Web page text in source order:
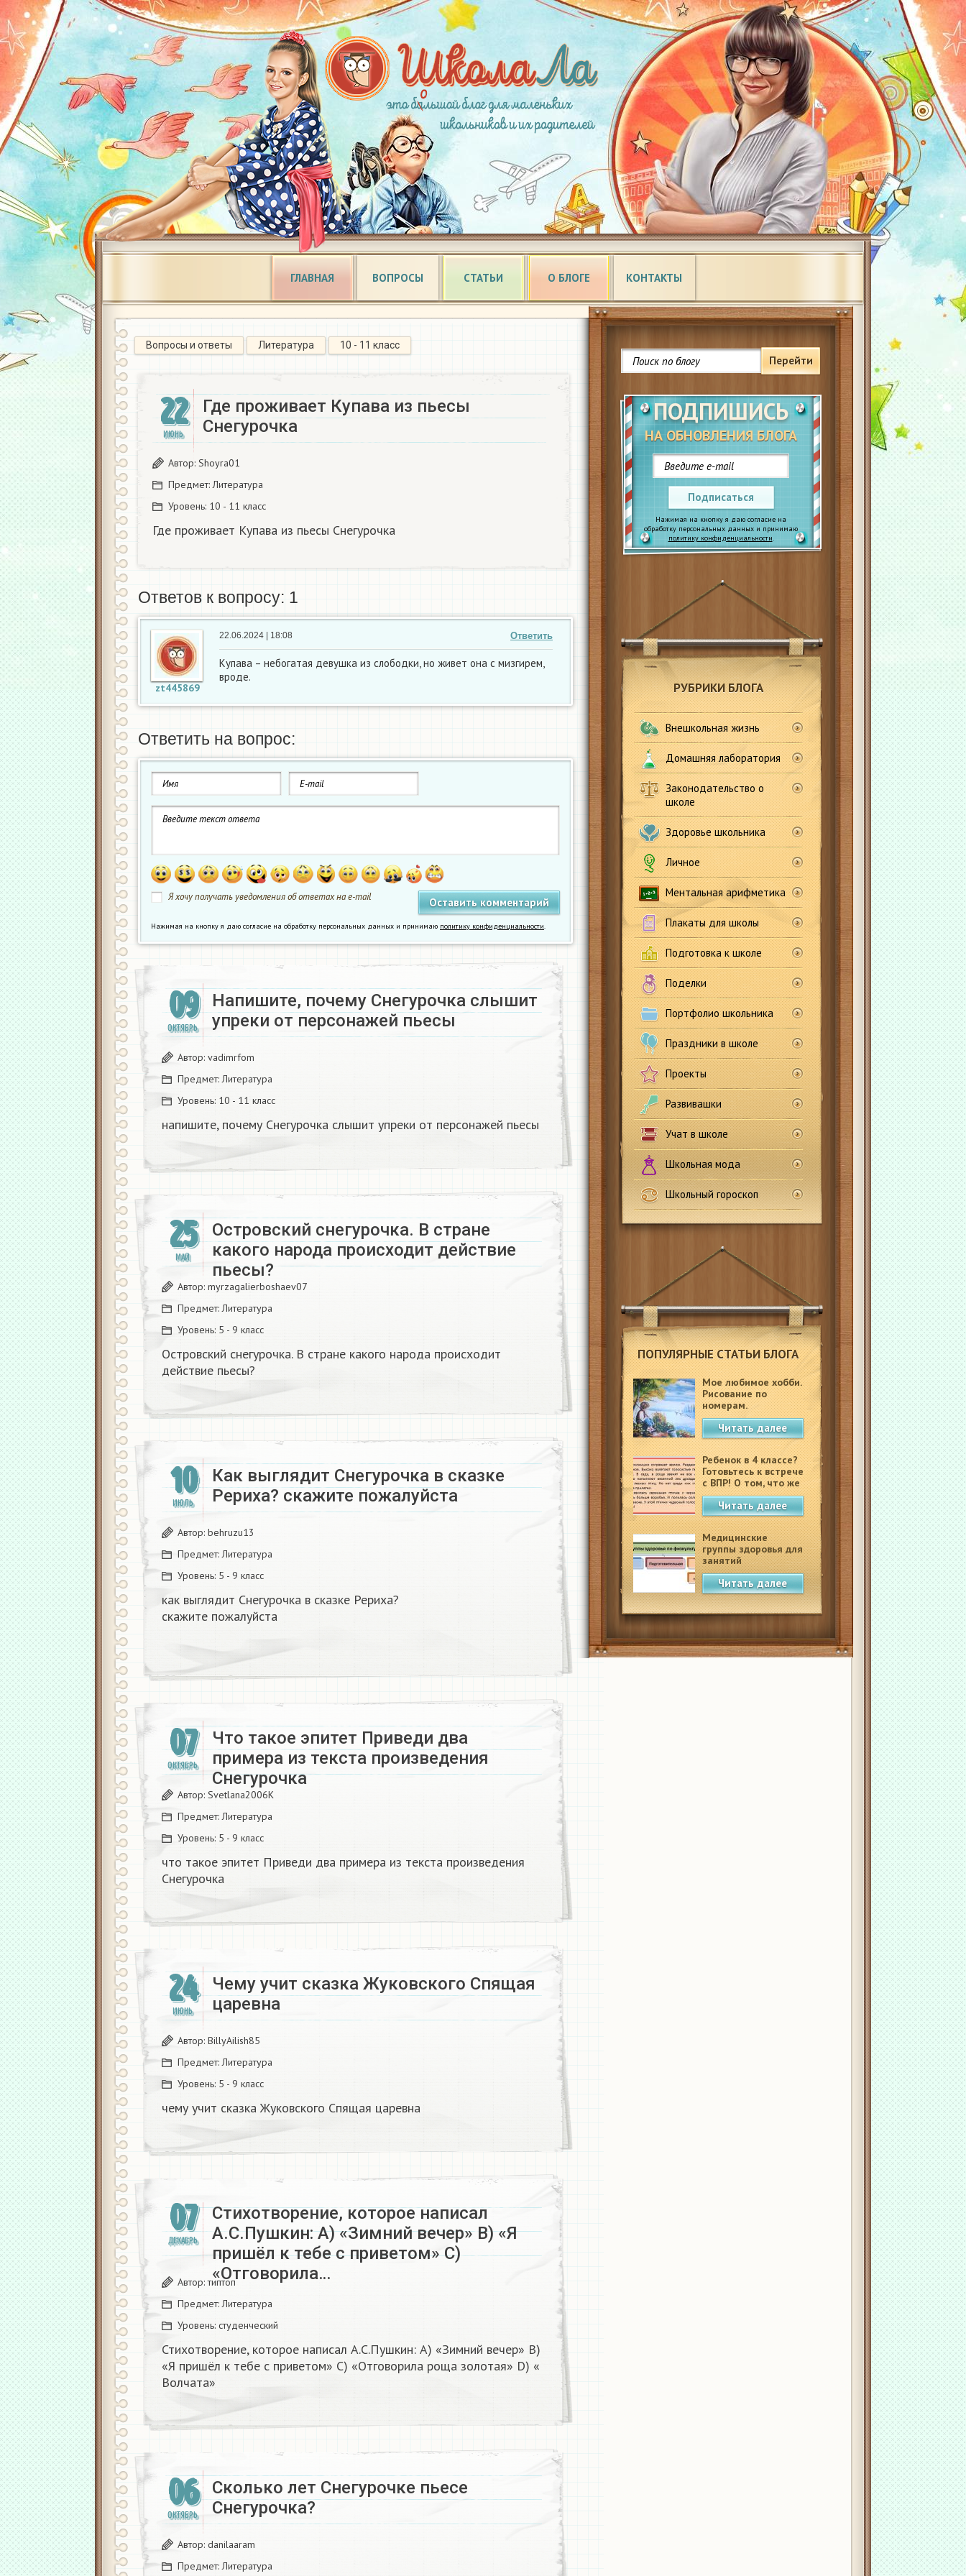
ГЛАВНАЯ ВОПРОСЫ СТАТЬИ О БЛОГЕ КОНТАКТЫ
Перейти
ПОДПИШИСЬ
НА ОБНОВЛЕНИЯ БЛОГА
Подписаться
Нажимая на кнопку я даю согласие на
обработку персональных данных и принимаю
политику конфиденциальности.
РУБРИКИ БЛОГА
Внешкольная жизнь
Домашняя лаборатория
Законодательство о
школе
Здоровье школьника
Личное
Ментальная арифметика
Плакаты для школы
Подготовка к школе
Поделки
Портфолио школьника
Праздники в школе
Проекты
Развивашки
Учат в школе
Школьная мода
Школьный гороскоп
ПОПУЛЯРНЫЕ СТАТЬИ БЛОГА
Мое любимое хобби.
Рисование по
номерам.
Читать далее
Ребенок в 4 классе?
Готовьтесь к встрече
с ВПР! О том, что же
это такое.
Читать далее
Медицинские
группы здоровья для
занятий
физкультурой в
школеЧитать далее
Вопросы и ответы Литература 10 - 11 класс
22
ИЮНЬ
Где проживает Купава из пьесы
Снегурочка​
Автор: Shoyra01
Предмет:Литература
Уровень: 10 - 11 класс
Где проживает Купава из пьесы Снегурочка​
Ответов к вопросу: 1
zt445869
Ответить
22.06.2024 | 18:08
Купава – небогатая девушка из слободки, но живет она с мизгирем,
вроде.
Ответить на вопрос:
Я хочу получать уведомления об ответах на e-mail
Нажимая на кнопку я даю согласие на обработку персональных данных и принимаю политику конфиденциальности.
09
ОКТЯБРЬ
Напишите, почему Снегурочка слышит
упреки от персонажей пьесы​
Автор: vadimrfom
Предмет:Литература
Уровень: 10 - 11 класс
напишите, почему Снегурочка слышит упреки от персонажей пьесы​
25
МАЙ
Островский снегурочка. В стране
какого народа происходит действие
пьесы?​
Автор: myrzagalierboshaev07
Предмет:Литература
Уровень: 5 - 9 класс
Островский снегурочка. В стране какого народа происходит
действие пьесы?​
10
ИЮЛЬ
Как выглядит Снегурочка в сказке
Рериха? скажите пожалуйста ​
Автор: behruzu13
Предмет:Литература
Уровень: 5 - 9 класс
как выглядит Снегурочка в сказке Рериха?
скажите пожалуйста
07
ОКТЯБРЬ
Что такое эпитет Приведи два
примера из текста произведения
Снегурочка​
Автор: Svetlana2006K
Предмет:Литература
Уровень: 5 - 9 класс
что такое эпитет Приведи два примера из текста произведения
Снегурочка​
24
ИЮНЬ
Чему учит сказка Жуковского Спящая
царевна​
Автор: BillyAilish85
Предмет:Литература
Уровень: 5 - 9 класс
чему учит сказка Жуковского Спящая царевна​
07
ДЕКАБРЬ
Стихотворение, которое написал
А.С.Пушкин: A) «Зимний вечер» B) «Я
пришёл к тебе с приветом» C)
«Отговорила…
Автор:типтоп
Предмет:Литература
Уровень: студенческий
Стихотворение, которое написал А.С.Пушкин: A) «Зимний вечер» B)
«Я пришёл к тебе с приветом» C) «Отговорила роща золотая» D) «
Волчата»
06
ОКТЯБРЬ
Сколько лет Снегурочке пьесе
Снегурочка?
Автор: danilaaram
Предмет:Литература